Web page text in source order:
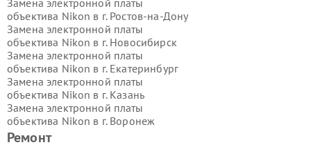
Ремонт
Замена электронной платы
объектива Nikon в г. Ростов-на-Дону
Замена электронной платы
объектива Nikon в г. Новосибирск
Замена электронной платы
объектива Nikon в г. Екатеринбург
Замена электронной платы
объектива Nikon в г. Казань
Замена электронной платы
объектива Nikon в г. Воронеж
Замена электронной платы